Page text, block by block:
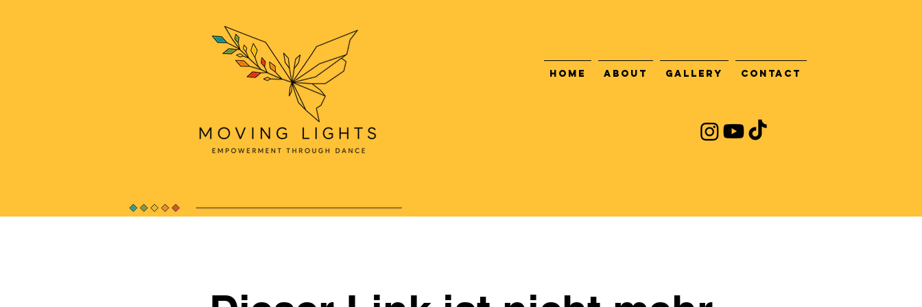
Home About Gallery Contact